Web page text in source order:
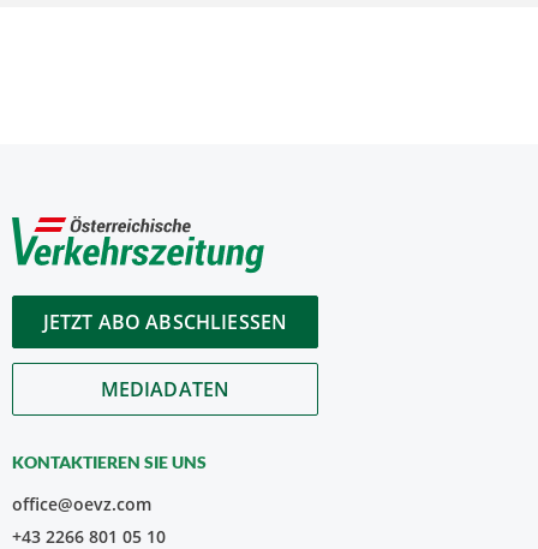
JETZT ABO ABSCHLIESSEN
MEDIADATEN
KONTAKTIEREN SIE UNS
office@oevz.com
+43 2266 801 05 10